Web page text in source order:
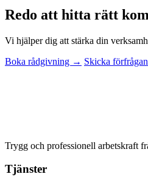
Redo att hitta rätt
Vi hjälper dig att stärka din
Boka rådgivning → Skicka
Trygg och professionell arbetskraft
Tjänster